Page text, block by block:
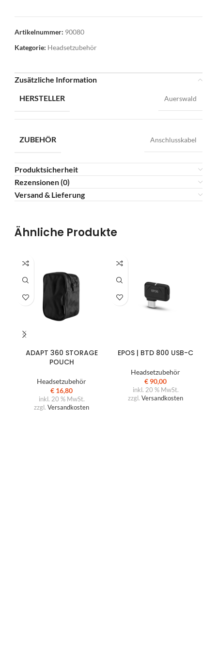
Artikelnummer: 90080
Kategorie: Headsetzubehör
Zusätzliche Information
HERSTELLER
Auerswald
ZUBEHÖR Anschlusskabel
Produktsicherheit
Rezensionen (0)
Versand & Lieferung
Ähnliche Produkte
ADAPT 360 STORAGE
POUCH
Headsetzubehör
€ 16,80
inkl. 20 % MwSt.
zzgl. Versandkosten
EPOS | BTD 800 USB-C
Headsetzubehör
€ 90,00
inkl. 20 % MwSt.
zzgl. Versandkosten